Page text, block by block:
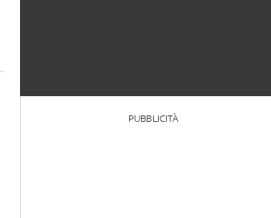
PUBBLICITÀ